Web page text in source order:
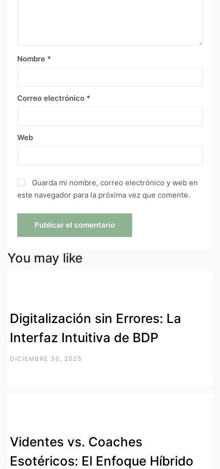
Nombre *
Correo electrónico *
Web
Guarda mi nombre, correo electrónico y web en
este navegador para la próxima vez que comente.
You may like
Digitalización sin Errores: La
Interfaz Intuitiva de BDP
DICIEMBRE 30, 2025
Videntes vs. Coaches
Esotéricos: El Enfoque Híbrido